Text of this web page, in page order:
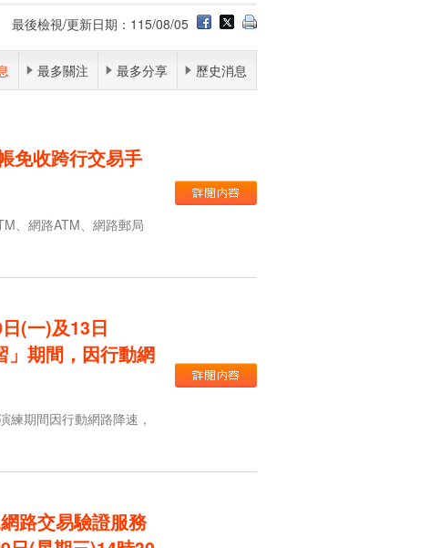
最後檢視/更新日期：115/08/05
最多關注 最多分享 歷史消息
免收跨行交易手
、網路ATM、網路郵局
(一)及13日
」期間，因行動網
練期間因行動網路降速，
路交易驗證服務